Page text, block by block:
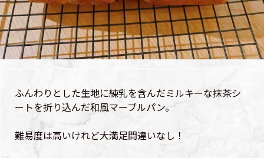
ふんわりとした生地に練乳を含んだミルキーな抹茶シ
ートを折り込んだ和風マーブルパン。
難易度は高いけれど大満足間違いなし！